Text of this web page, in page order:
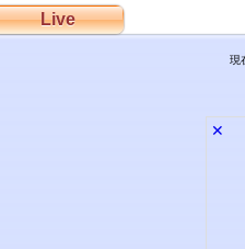
Live
現
✕